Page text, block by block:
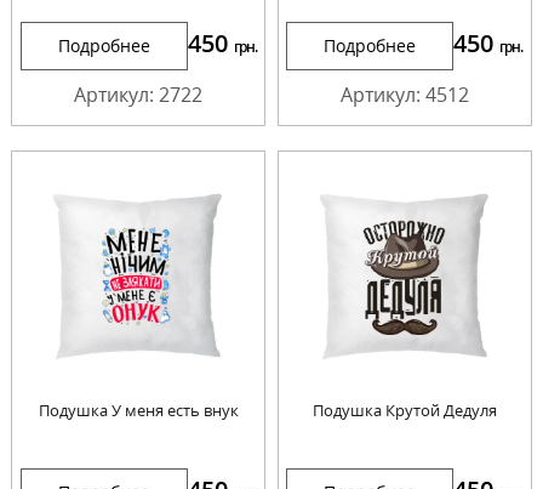
Подробнее 450 грн.
Артикул: 2722
Подробнее 450 грн.
Артикул: 4512
Подушка У меня есть внук Подушка Крутой Дедуля